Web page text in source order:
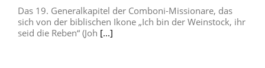
Das 19. Generalkapitel der Comboni-Missionare, das
sich von der biblischen Ikone „Ich bin der Weinstock, ihr
seid die Reben“ (Joh [...]